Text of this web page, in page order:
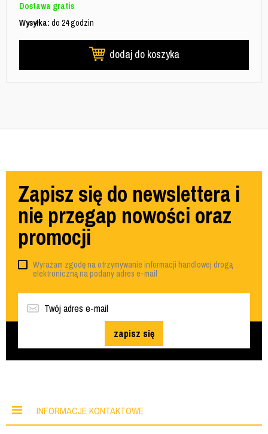
Dostawa gratis
Wysyłka: do 24 godzin
dodaj do koszyka
Zapisz się do newslettera i
nie przegap nowości oraz
promocji
Wyrażam zgodę na otrzymywanie informacji handlowej drogą
elektroniczną na podany adres e-mail
zapisz się
INFORMACJE KONTAKTOWE